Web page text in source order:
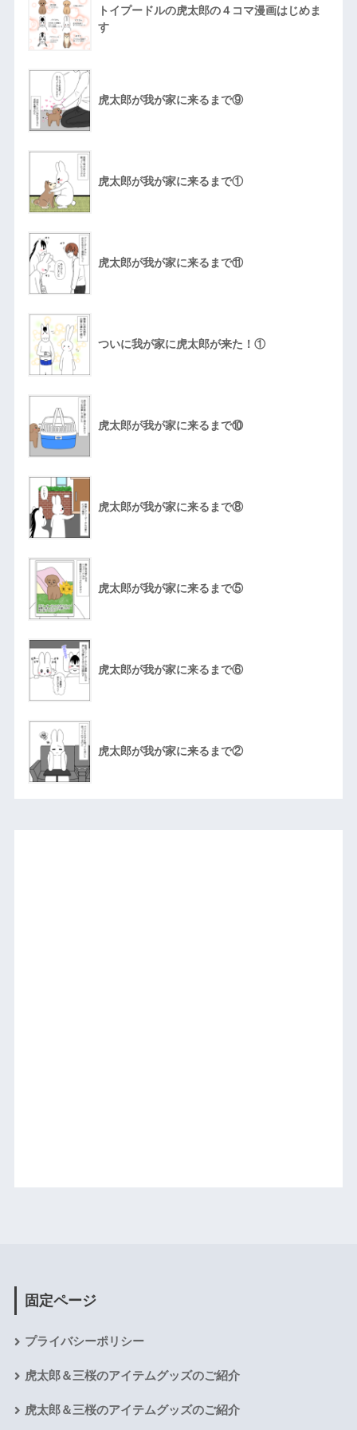
トイプードルの虎太郎の４コマ漫画はじめま
す
虎太郎が我が家に来るまで⑨
虎太郎が我が家に来るまで①
虎太郎が我が家に来るまで⑪
ついに我が家に虎太郎が来た！①
虎太郎が我が家に来るまで⑩
虎太郎が我が家に来るまで⑧
虎太郎が我が家に来るまで⑤
虎太郎が我が家に来るまで⑥
虎太郎が我が家に来るまで②
固定ページ
プライバシーポリシー
虎太郎＆三桜のアイテムグッズのご紹介
虎太郎＆三桜のアイテムグッズのご紹介